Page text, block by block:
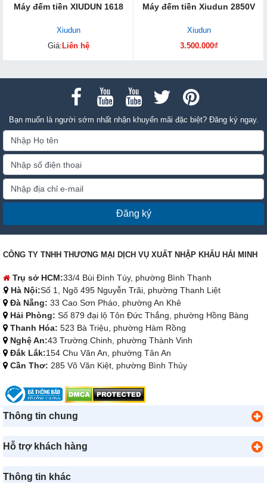
Máy đếm tiền XIUDUN 1618
Xiudun
Giá: Liên hệ
Máy đếm tiền Xiudun 2850V
Xiudun
3.500.000₫
Bạn muốn là người sớm nhất nhận khuyến mãi đặc biệt? Đăng ký ngay.
Đăng ký
CÔNG TY TNHH THƯƠNG MẠI DỊCH VỤ XUẤT NHẬP KHẨU HẢI MINH
Trụ sở HCM:33/4 Bùi Đình Túy, phường Bình Thạnh
Hà Nội:Số 1, Ngõ 495 Nguyễn Trãi, phường Thanh Liệt
Đà Nẵng: 33 Cao Sơn Pháo, phường An Khê
Hải Phòng: Số 879 đại lộ Tôn Đức Thắng, phường Hồng Bàng
Thanh Hóa: 523 Bà Triệu, phường Hàm Rồng
Nghệ An:43 Trường Chinh, phường Thành Vinh
Đắk Lắk:154 Chu Văn An, phường Tân An
Cần Thơ: 285 Võ Văn Kiệt, phường Bình Thủy
Thông tin chung
Hỗ trợ khách hàng
Thông tin khác